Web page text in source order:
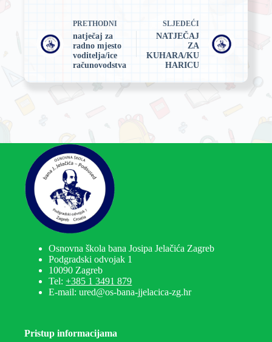
PRETHODNI
natječaj za
radno mjesto
voditelja/ice
računovodstva
SLJEDEĆI
NATJEČAJ
ZA
KUHARA/KU
HARICU
Osnovna škola bana Josipa Jelačića Zagreb
Podgradski odvojak 1
10090 Zagreb
Tel:+385 1 3491 879
E-mail: ured@os-bana-jjelacica-zg.hr
Pristup informacijama